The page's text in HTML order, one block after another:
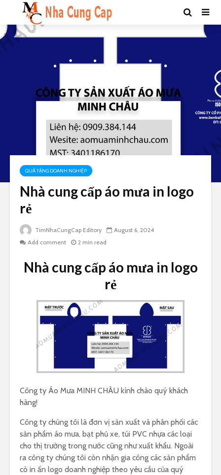
QUÀ TẶNG DOANH NGHIỆP
Nhà cung cấp áo mưa in logo
rẻ
TimNhaCungCap Editory
August 6, 2024
Add comment
2 min read
Nhà cung cấp áo mưa in logo
rẻ
Công ty Áo Mưa MINH CHÂU kính chào quý khách
hàng!
Công ty chúng tôi là đơn vị sản xuất và phân phối các
sản phẩm áo mưa, bạt phủ xe, túi PVC nhựa các loại
cho thị trường trong nước cũng như xuất khẩu. Ngoài
ra công ty chúng tôi còn nhận gia công các sản phẩm
có in ấn logo doanh nghiệp theo yêu cầu của quý